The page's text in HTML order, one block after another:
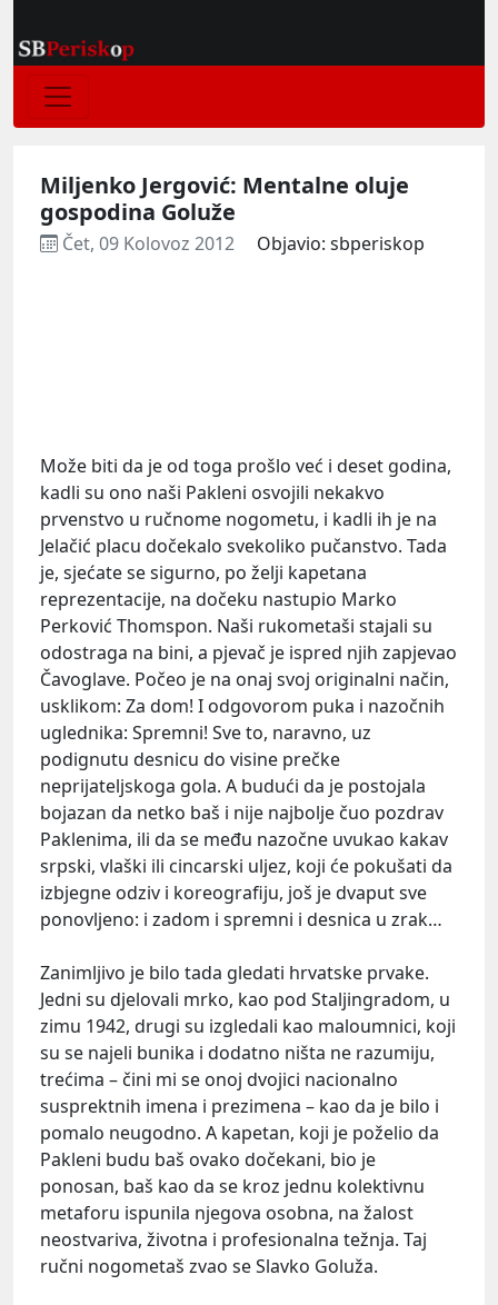
Miljenko Jergović: Mentalne oluje
gospodina Goluže
Čet, 09 Kolovoz 2012 Objavio: sbperiskop
Može biti da je od toga prošlo već i deset godina,
kadli su ono naši Pakleni osvojili nekakvo
prvenstvo u ručnome nogometu, i kadli ih je na
Jelačić placu dočekalo svekoliko pučanstvo. Tada
je, sjećate se sigurno, po želji kapetana
reprezentacije, na dočeku nastupio Marko
Perković Thomspon. Naši rukometaši stajali su
odostraga na bini, a pjevač je ispred njih zapjevao
Čavoglave. Počeo je na onaj svoj originalni način,
usklikom: Za dom! I odgovorom puka i nazočnih
uglednika: Spremni! Sve to, naravno, uz
podignutu desnicu do visine prečke
neprijateljskoga gola. A budući da je postojala
bojazan da netko baš i nije najbolje čuo pozdrav
Paklenima, ili da se među nazočne uvukao kakav
srpski, vlaški ili cincarski uljez, koji će pokušati da
izbjegne odziv i koreografiju, još je dvaput sve
ponovljeno: i zadom i spremni i desnica u zrak…
Zanimljivo je bilo tada gledati hrvatske prvake.
Jedni su djelovali mrko, kao pod Staljingradom, u
zimu 1942, drugi su izgledali kao maloumnici, koji
su se najeli bunika i dodatno ništa ne razumiju,
trećima – čini mi se onoj dvojici nacionalno
susprektnih imena i prezimena – kao da je bilo i
pomalo neugodno. A kapetan, koji je poželio da
Pakleni budu baš ovako dočekani, bio je
ponosan, baš kao da se kroz jednu kolektivnu
metaforu ispunila njegova osobna, na žalost
neostvariva, životna i profesionalna težnja. Taj
ručni nogometaš zvao se Slavko Goluža.